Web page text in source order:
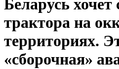
Беларусь хочет
трактора на
территориях.
«сборочная»